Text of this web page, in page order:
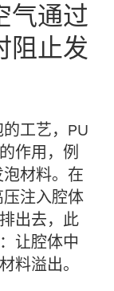
气通过
阻止发
工艺，PU
作用，例
材料。在
注入腔体
出去，此
让腔体中
料溢出。